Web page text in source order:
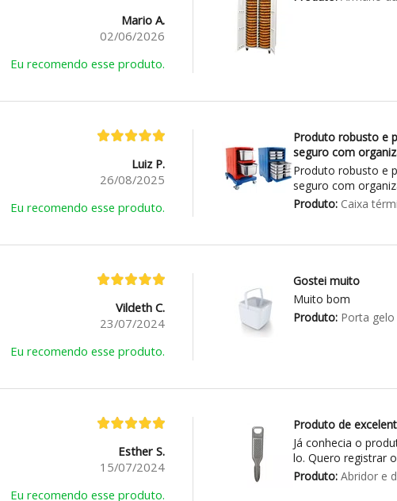
Mario A.
02/06/2026
Eu recomendo esse produto.
Luiz P.
26/08/2025
Eu recomendo esse produto.
Produto robusto e
seguro com
Produto robusto e
seguro com
Produto:Caixa
Vildeth C.
23/07/2024
Eu recomendo esse produto.
Gostei muito
Muito bom
Produto:Porta gelo
Esther S.
15/07/2024
Eu recomendo esse produto.
Produto de
Já conhecia o
lo. Quero registrar
Produto:Abridor e